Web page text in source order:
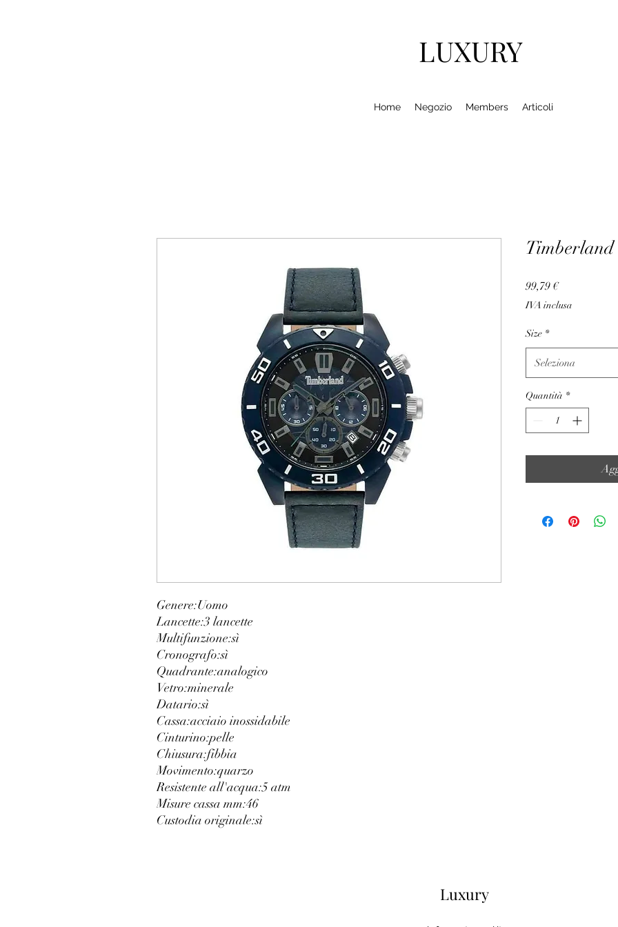
LUXURY
Home Negozio Members Articoli
Genere:Uomo
Lancette:3 lancette
Multifunzione:sì
Cronografo:sì
Quadrante:analogico
Vetro:minerale
Datario:sì
Cassa:acciaio inossidabile
Cinturino:pelle
Chiusura:fibbia
Movimento:quarzo
Resistente all'acqua:5 atm
Misure cassa mm:46
Custodia originale:sì
99,79 €Prezzo
IVA inclusa
Size *
Seleziona
Quantità *
Luxury